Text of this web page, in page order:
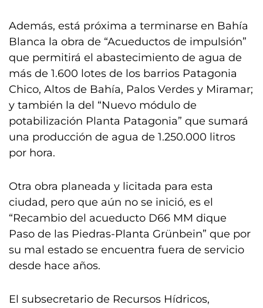
Además, está próxima a terminarse en Bahía
Blanca la obra de “Acueductos de impulsión”
que permitirá el abastecimiento de agua de
más de 1.600 lotes de los barrios Patagonia
Chico, Altos de Bahía, Palos Verdes y Miramar;
y también la del “Nuevo módulo de
potabilización Planta Patagonia” que sumará
una producción de agua de 1.250.000 litros
por hora.
Otra obra planeada y licitada para esta
ciudad, pero que aún no se inició, es el
“Recambio del acueducto D66 MM dique
Paso de las Piedras-Planta Grünbein” que por
su mal estado se encuentra fuera de servicio
desde hace años.
El subsecretario de Recursos Hídricos,